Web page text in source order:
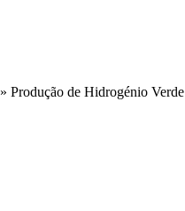
» Produção de Hidrogénio Verde